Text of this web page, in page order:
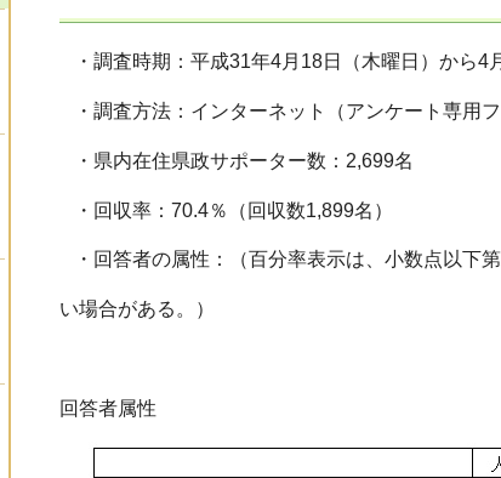
・調査時期：平成31年4月18日（木曜日）から4
・調査方法：インターネット（アンケート専用
・県内在住県政サポーター数：2,699名
・回収率：70.4％（回収数1,899名）
・回答者の属性：（百分率表示は、小数点以下
い場合がある。）
回答者属性